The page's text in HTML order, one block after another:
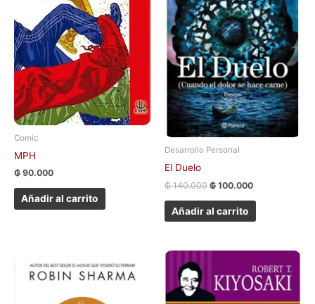
Comic
MPH
₲ 90.000
Añadir al carrito
Desarrollo Personal
El Duelo
₲140.000 ₲ 100.000
Añadir al carrito